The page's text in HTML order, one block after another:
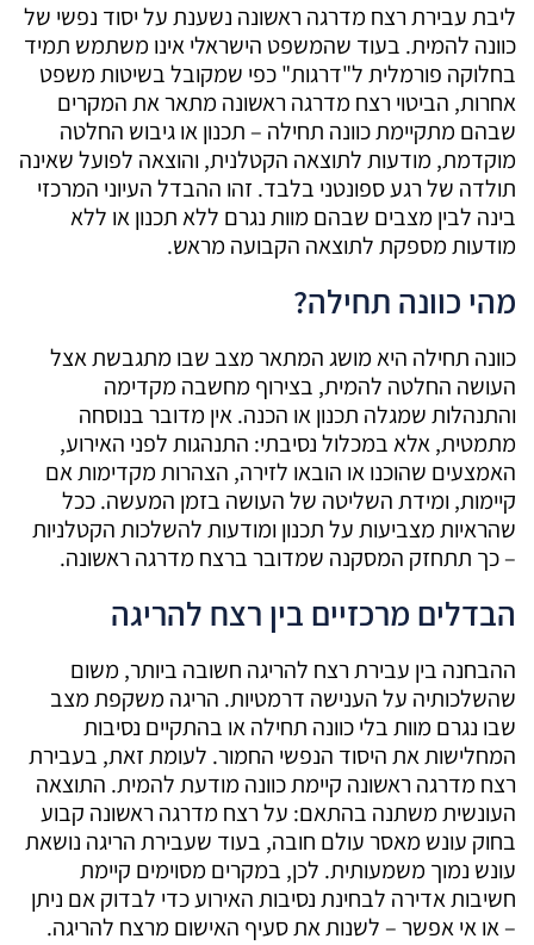
ליבת עבירת רצח מדרגה ראשונה נשענת על יסוד נפשי של
כוונה להמית. בעוד שהמשפט הישראלי אינו משתמש תמיד
בחלוקה פורמלית ל"דרגות" כפי שמקובל בשיטות משפט
אחרות, הביטוי רצח מדרגה ראשונה מתאר את המקרים
שבהם מתקיימת כוונה תחילה – תכנון או גיבוש החלטה
מוקדמת, מודעות לתוצאה הקטלנית, והוצאה לפועל שאינה
תולדה של רגע ספונטני בלבד. זהו ההבדל העיוני המרכזי
בינה לבין מצבים שבהם מוות נגרם ללא תכנון או ללא
מודעות מספקת לתוצאה הקבועה מראש.
מהי כוונה תחילה?
כוונה תחילה היא מושג המתאר מצב שבו מתגבשת אצל
העושה החלטה להמית, בצירוף מחשבה מקדימה
והתנהלות שמגלה תכנון או הכנה. אין מדובר בנוסחה
מתמטית, אלא במכלול נסיבתי: התנהגות לפני האירוע,
האמצעים שהוכנו או הובאו לזירה, הצהרות מקדימות אם
קיימות, ומידת השליטה של העושה בזמן המעשה. ככל
שהראיות מצביעות על תכנון ומודעות להשלכות הקטלניות
– כך תתחזק המסקנה שמדובר ברצח מדרגה ראשונה.
הבדלים מרכזיים בין רצח להריגה
ההבחנה בין עבירת רצח להריגה חשובה ביותר, משום
שהשלכותיה על הענישה דרמטיות. הריגה משקפת מצב
שבו נגרם מוות בלי כוונה תחילה או בהתקיים נסיבות
המחלישות את היסוד הנפשי החמור. לעומת זאת, בעבירת
רצח מדרגה ראשונה קיימת כוונה מודעת להמית. התוצאה
העונשית משתנה בהתאם: על רצח מדרגה ראשונה קבוע
בחוק עונש מאסר עולם חובה, בעוד שעבירת הריגה נושאת
עונש נמוך משמעותית. לכן, במקרים מסוימים קיימת
חשיבות אדירה לבחינת נסיבות האירוע כדי לבדוק אם ניתן
– או אי אפשר – לשנות את סעיף האישום מרצח להריגה.